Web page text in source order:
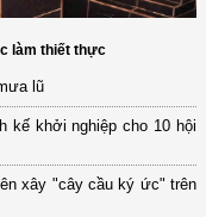
làm thiết thực
lũ
kế khởi nghiệp cho 10 hội
xây "cây cầu ký ức" trên